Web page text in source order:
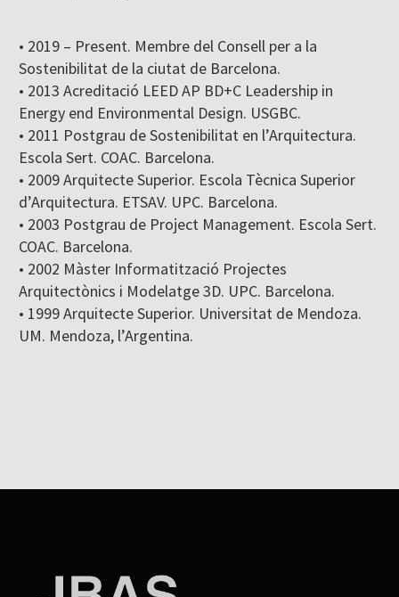
• 2019 – Present. Membre del Consell per a la
Sostenibilitat de la ciutat de Barcelona.
• 2013 Acreditació LEED AP BD+C Leadership in
Energy end Environmental Design. USGBC.
• 2011 Postgrau de Sostenibilitat en l’Arquitectura.
Escola Sert. COAC. Barcelona.
• 2009 Arquitecte Superior. Escola Tècnica Superior
d’Arquitectura. ETSAV. UPC. Barcelona.
• 2003 Postgrau de Project Management. Escola Sert.
COAC. Barcelona.
• 2002 Màster Informatització Projectes
Arquitectònics i Modelatge 3D. UPC. Barcelona.
• 1999 Arquitecte Superior. Universitat de Mendoza.
UM. Mendoza, l’Argentina.